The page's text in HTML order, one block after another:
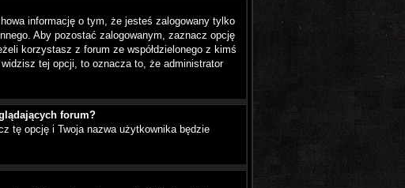
informację o tym, że jesteś zalogowany tylko
Aby pozostać zalogowanym, zaznacz opcję
korzystasz z forum ze współdzielonego z kimś
tej opcji, to oznacza to, że administrator
forum?
tę opcję i Twoja nazwa użytkownika będzie